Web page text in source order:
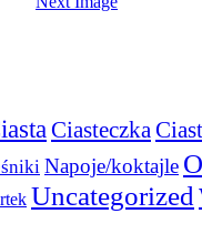
Ciasteczka
Napoje/koktajle
Uncategorized